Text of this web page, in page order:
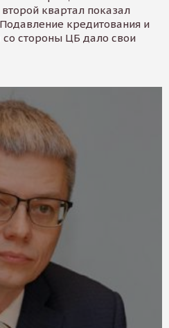
квартал показал
кредитования и
со стороны ЦБ дало свои